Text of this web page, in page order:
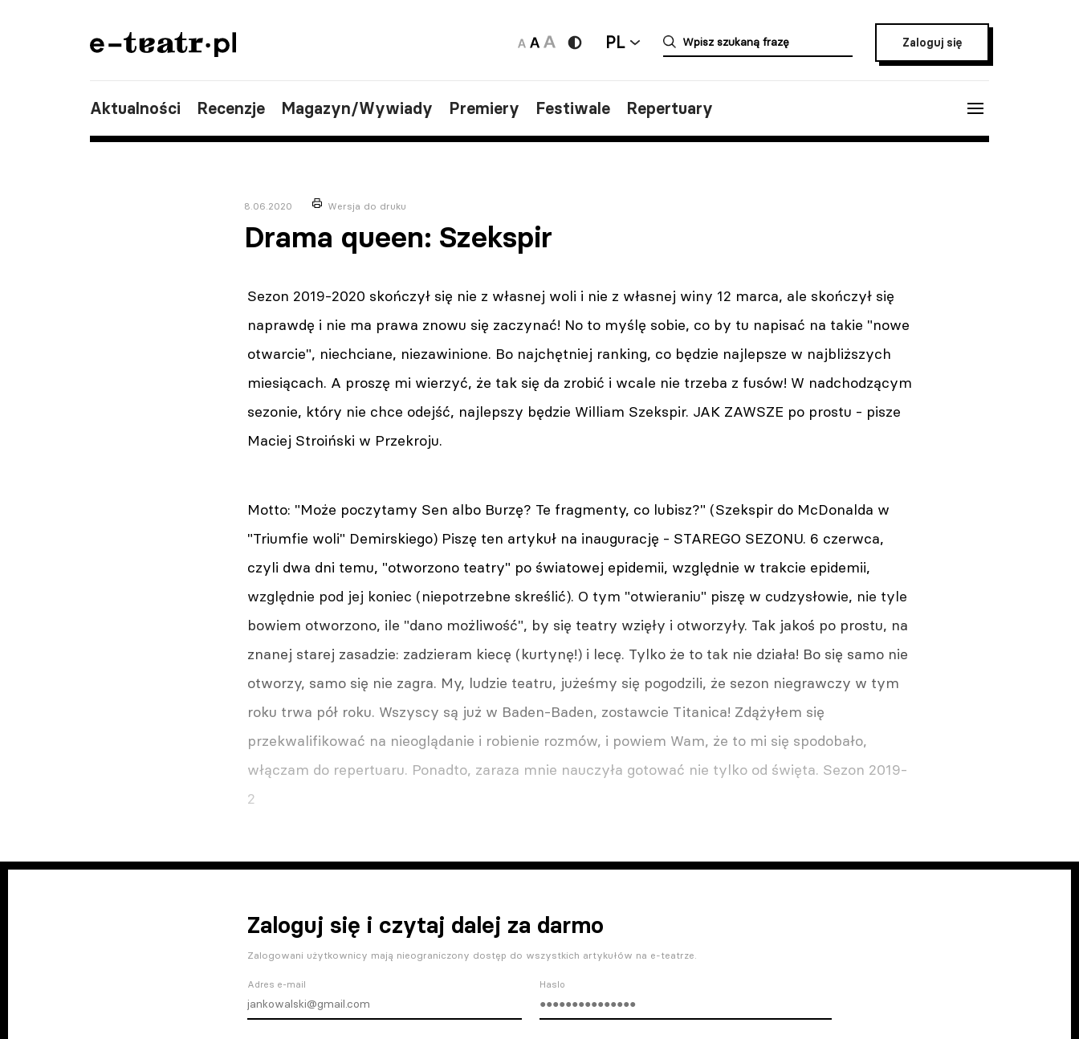
PL Zaloguj się
Aktualności Recenzje Magazyn/Wywiady Premiery Festiwale Repertuary
8.06.2020 Wersja do druku
Drama queen: Szekspir
Sezon 2019-2020 skończył się nie z własnej woli i nie z własnej winy 12 marca, ale skończył się
naprawdę i nie ma prawa znowu się zaczynać! No to myślę sobie, co by tu napisać na takie "nowe
otwarcie", niechciane, niezawinione. Bo najchętniej ranking, co będzie najlepsze w najbliższych
miesiącach. A proszę mi wierzyć, że tak się da zrobić i wcale nie trzeba z fusów! W nadchodzącym
sezonie, który nie chce odejść, najlepszy będzie William Szekspir. JAK ZAWSZE po prostu - pisze
Maciej Stroiński w Przekroju.
Motto: "Może poczytamy Sen albo Burzę? Te fragmenty, co lubisz?" (Szekspir do McDonalda w
"Triumfie woli" Demirskiego) Piszę ten artykuł na inaugurację - STAREGO SEZONU. 6 czerwca,
czyli dwa dni temu, "otworzono teatry" po światowej epidemii, względnie w trakcie epidemii,
względnie pod jej koniec (niepotrzebne skreślić). O tym "otwieraniu" piszę w cudzysłowie, nie tyle
bowiem otworzono, ile "dano możliwość", by się teatry wzięły i otworzyły. Tak jakoś po prostu, na
znanej starej zasadzie: zadzieram kiecę (kurtynę!) i lecę. Tylko że to tak nie działa! Bo się samo nie
otworzy, samo się nie zagra. My, ludzie teatru, jużeśmy się pogodzili, że sezon niegrawczy w tym
roku trwa pół roku. Wszyscy są już w Baden-Baden, zostawcie Titanica! Zdążyłem się
przekwalifikować na nieoglądanie i robienie rozmów, i powiem Wam, że to mi się spodobało,
włączam do repertuaru. Ponadto, zaraza mnie nauczyła gotować nie tylko od święta. Sezon 2019-
2
Zaloguj się i czytaj dalej za darmo
Zalogowani użytkownicy mają nieograniczony dostęp do wszystkich artykułów na e-teatrze.
Adres e-mail Haslo